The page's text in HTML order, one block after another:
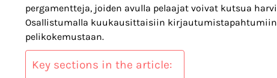
pergamentteja, joiden avulla pelaajat voivat kutsua
Osallistumalla kuukausittaisiin kirjautumistapahtumiin
pelikokemustaan.
Key sections in the article: